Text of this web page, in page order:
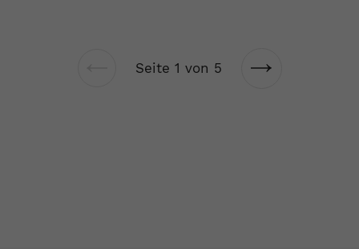
Vorherige
Seite 1 von 5
Nächste